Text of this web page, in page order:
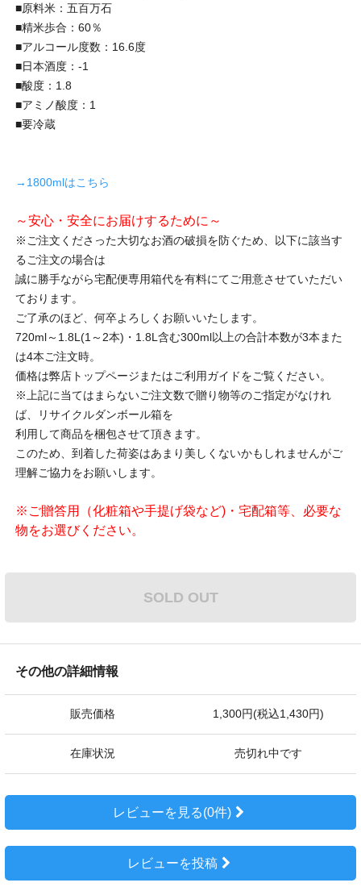
■原料米：五百万石
■精米歩合：60％
■アルコール度数：16.6度
■日本酒度：-1
■酸度：1.8
■アミノ酸度：1
■要冷蔵
→1800mlはこちら
～安心・安全にお届けするために～
※ご注文くださった大切なお酒の破損を防ぐため、以下に該当す
るご注文の場合は
誠に勝手ながら宅配便専用箱代を有料にてご用意させていただい
ております。
ご了承のほど、何卒よろしくお願いいたします。
720ml～1.8L(1～2本)・1.8L含む300ml以上の合計本数が3本また
は4本ご注文時。
価格は弊店トップページまたはご利用ガイドをご覧ください。
※上記に当てはまらないご注文数で贈り物等のご指定がなけれ
ば、リサイクルダンボール箱を
利用して商品を梱包させて頂きます。
このため、到着した荷姿はあまり美しくないかもしれませんがご
理解ご協力をお願いします。
※ご贈答用（化粧箱や手提げ袋など)・宅配箱等、必要な
物をお選びください。
SOLD OUT
その他の詳細情報
販売価格 1,300円(税込1,430円)
在庫状況 売切れ中です
レビューを見る(0件)
レビューを投稿